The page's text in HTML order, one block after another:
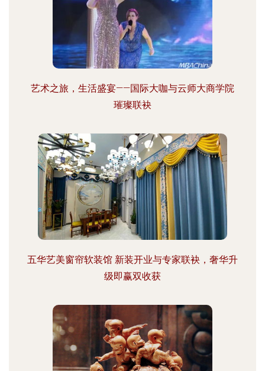
艺术之旅，生活盛宴——国际大咖与云师大商学院
璀璨联袂
五华艺美窗帘软装馆 新装开业与专家联袂，奢华升
级即赢双收获